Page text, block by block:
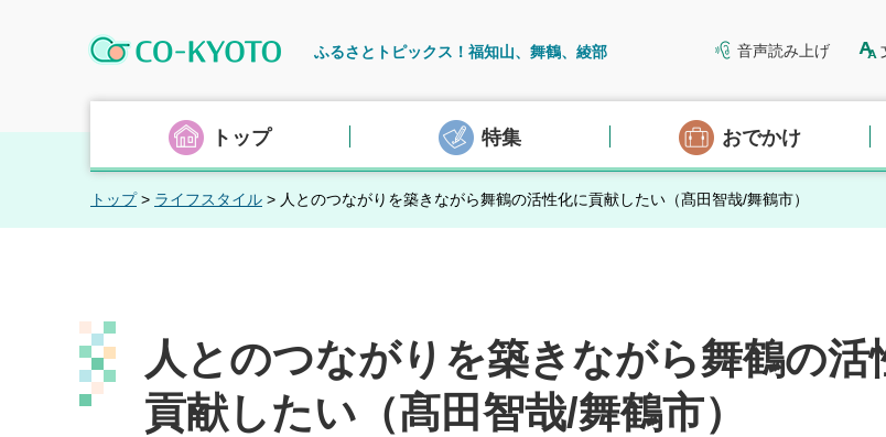
CO-KYOTO ふるさとトピックス！福知山、舞鶴、綾部 音声読み上げ
トップ 特集 おでかけ
トップ> ライフスタイル > 人とのつながりを築きながら舞鶴の活性化に貢献したい（髙田智哉/舞鶴市）
人とのつながりを築きながら舞鶴の活
貢献したい（髙田智哉/舞鶴市）